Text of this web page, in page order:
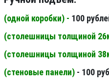
(одной коробки) - 100
(столешницы толщиной
(столешницы толщиной
(стеновые панели) - 100